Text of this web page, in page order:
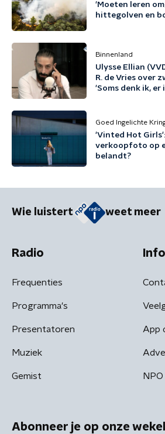
'Moeten leren
hittegolven en
Binnenland
Ulysse Ellian
R. de Vries over
'Soms denk ik, er
Goed Ingelichte
'Vinted Hot
verkoopfoto op
belandt?
Wie luistert weet meer
Radio
Frequenties
Programma's
Presentatoren
Muziek
Gemist
Info
App
Abonneer je op onze